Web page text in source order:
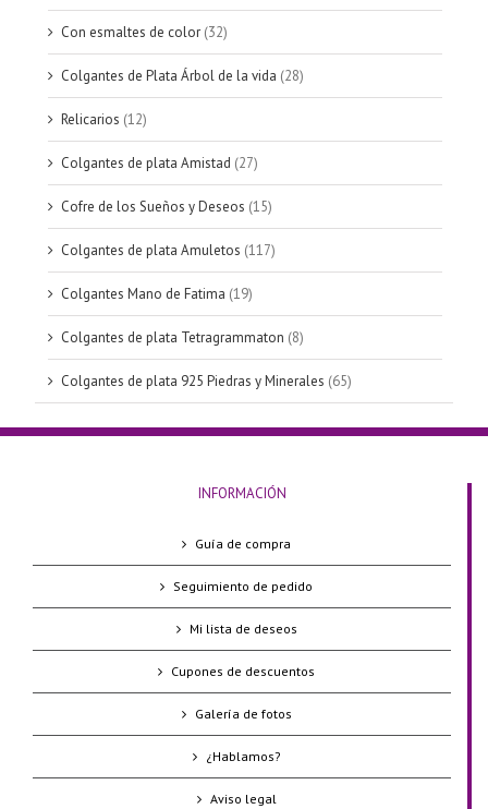
Con esmaltes de color (32)
Colgantes de Plata Árbol de la vida (28)
Relicarios (12)
Colgantes de plata Amistad (27)
Cofre de los Sueños y Deseos (15)
Colgantes de plata Amuletos (117)
Colgantes Mano de Fatima (19)
Colgantes de plata Tetragrammaton (8)
Colgantes de plata 925 Piedras y Minerales (65)
INFORMACIÓN
Guía de compra
Seguimiento de pedido
Mi lista de deseos
Cupones de descuentos
Galería de fotos
¿Hablamos?
Aviso legal